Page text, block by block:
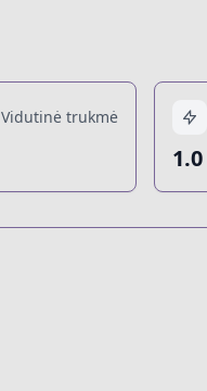
Vidutinė trukmė
1.0